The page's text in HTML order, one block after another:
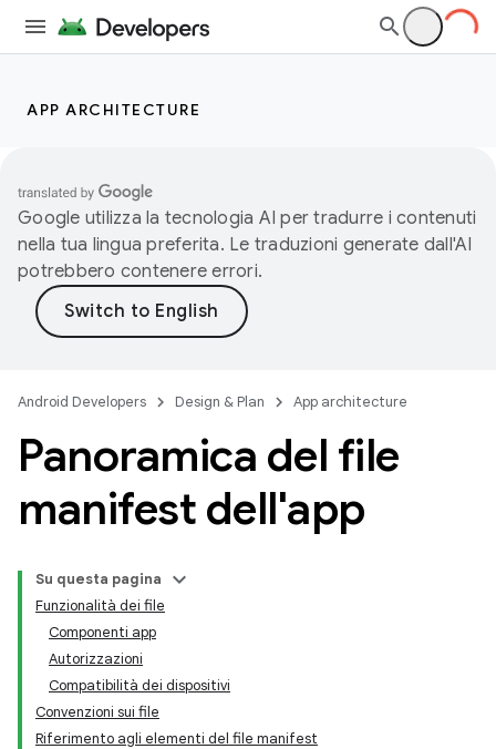
APP ARCHITECTURE
Google utilizza la tecnologia AI per tradurre i contenuti
nella tua lingua preferita. Le traduzioni generate dall'AI
potrebbero contenere errori.
Android Developers Design & Plan App architecture
Panoramica del file
manifest dell'app
Su questa pagina
Funzionalità dei file
Componenti app
Autorizzazioni
Compatibilità dei dispositivi
Convenzioni sui file
Riferimento agli elementi del file manifest